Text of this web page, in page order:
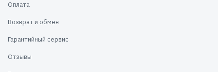
Оплата
Возврат и обмен
Гарантийный сервис
Отзывы